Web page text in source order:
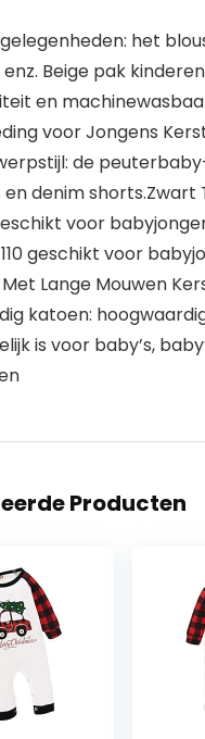
het
Beige pak
en
voor Jongens
de
denim shorts.Zwart
voor
geschikt voor
Lange Mouwen
katoen:
is voor baby’s,
Producten